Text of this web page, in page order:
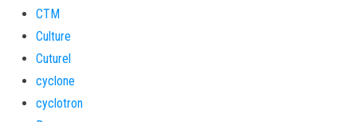
CTM
Culture
Cuturel
cyclone
cyclotron